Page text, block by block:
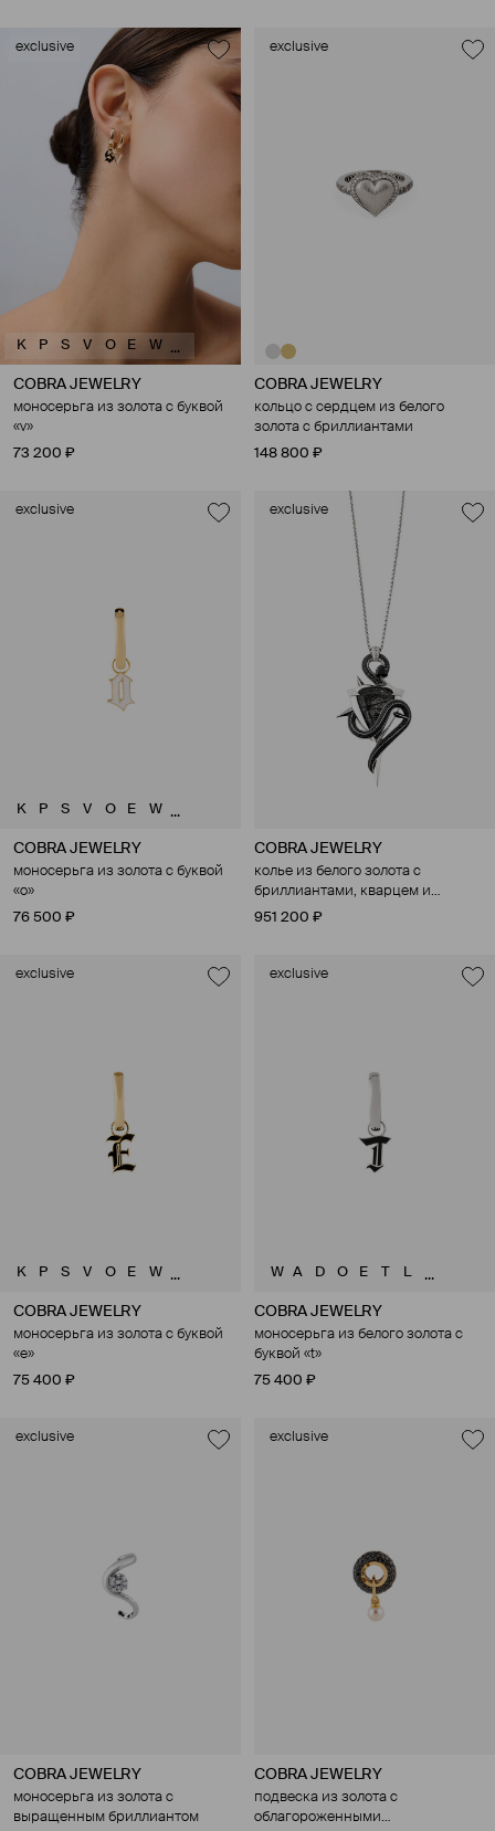
exclusive
K P S V O E W ...
COBRA JEWELRY
моносерьга из золота с буквой
«v»
73 200 ₽
exclusive
COBRA JEWELRY
кольцо с сердцем из белого
золота с бриллиантами
148 800 ₽
exclusive
K P S V O E W ...
COBRA JEWELRY
моносерьга из золота с буквой
«o»
76 500 ₽
exclusive
COBRA JEWELRY
колье из белого золота с
бриллиантами, кварцем и
шпинелью
951 200 ₽
exclusive
K P S V O E W ...
COBRA JEWELRY
моносерьга из золота с буквой
«e»
75 400 ₽
exclusive
W A D O E T L ...
COBRA JEWELRY
моносерьга из белого золота с
буквой «t»
75 400 ₽
exclusive
COBRA JEWELRY
моносерьга из золота с
выращенным бриллиантом
exclusive
COBRA JEWELRY
подвеска из золота с
облагороженными